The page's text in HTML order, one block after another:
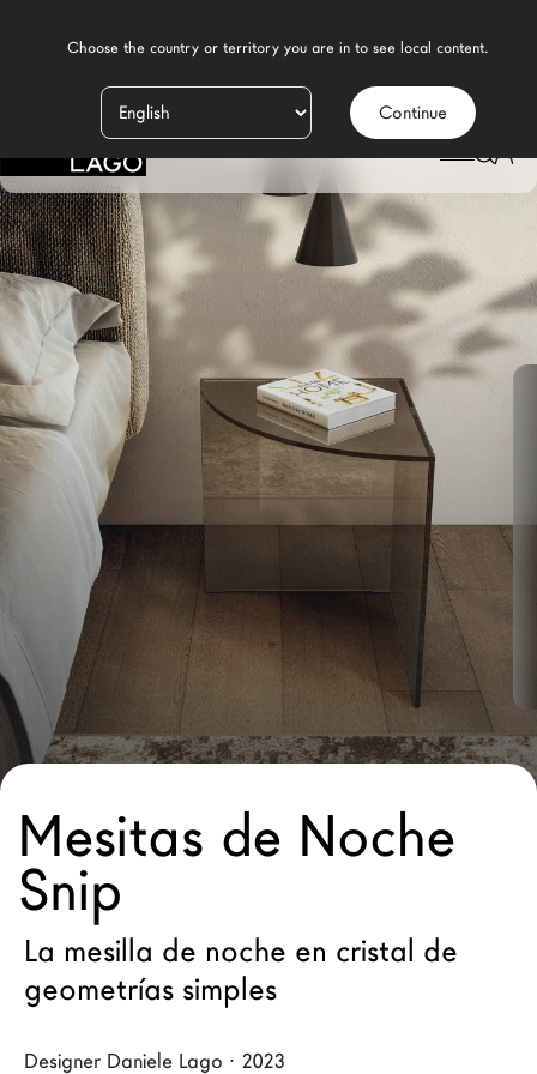
Continue
Productos
Inspiración
Configurador
Contract
Tiendas
Nuevos Productos MDW26
Promociones
Arquitectos
LAGO Homes
Configurador
News
Press
Catálogos
Language
DESIGN DORMITORIO MODERNO /
MESITAS DE NOCHE/MESITAS DE NOCHE SNIP
Mesitas de Noche
Snip
La mesilla de noche en cristal de
geometrías simples
Designer Daniele Lago · 2023